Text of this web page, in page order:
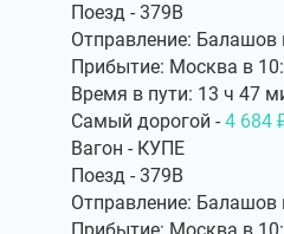
Поезд - 379В
Отправление: Балашов
Прибытие: Москва в
Время в пути: 13 ч 47
Самый дорогой - 4 684
Вагон - КУПЕ
Поезд - 379В
Отправление: Балашов